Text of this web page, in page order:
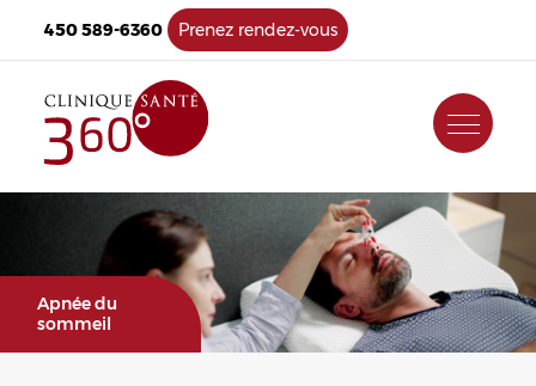
450 589-6360 Prenez rendez-vous
Apnée du
sommeil